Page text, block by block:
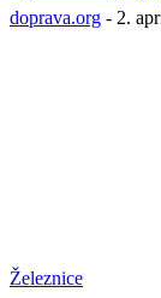
doprava.org - 2.
Železnice